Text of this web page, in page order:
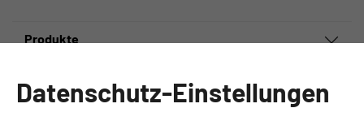
Produkte
Datenschutz-Einstellungen